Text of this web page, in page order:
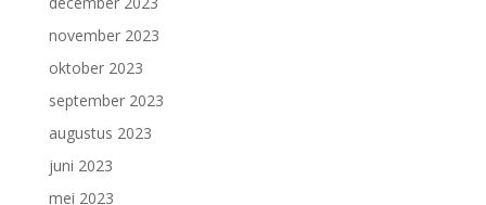
november 2023
oktober 2023
september 2023
augustus 2023
juni 2023
mei 2023